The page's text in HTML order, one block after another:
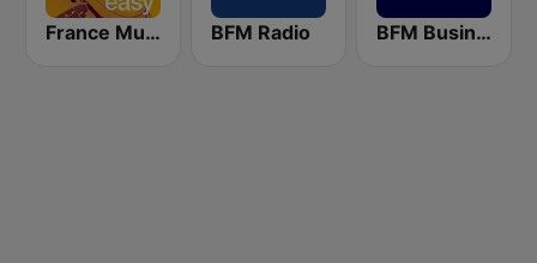
France Musique Classique Easy BFM Radio BFM Business 100.8 FM